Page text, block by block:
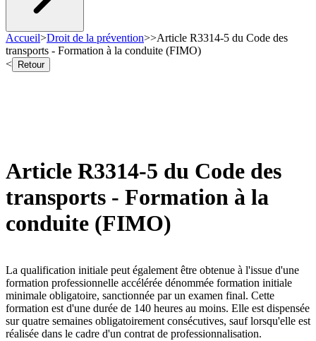
Accueil>Droit de la prévention>>Article R3314-5 du Code des
transports - Formation à la conduite (FIMO)
<
Retour
Article R3314-5 du Code des
transports - Formation à la
conduite (FIMO)
La qualification initiale peut également être obtenue à l'issue d'une
formation professionnelle accélérée dénommée formation initiale
minimale obligatoire, sanctionnée par un examen final. Cette
formation est d'une durée de 140 heures au moins. Elle est dispensée
sur quatre semaines obligatoirement consécutives, sauf lorsqu'elle est
réalisée dans le cadre d'un contrat de professionnalisation.